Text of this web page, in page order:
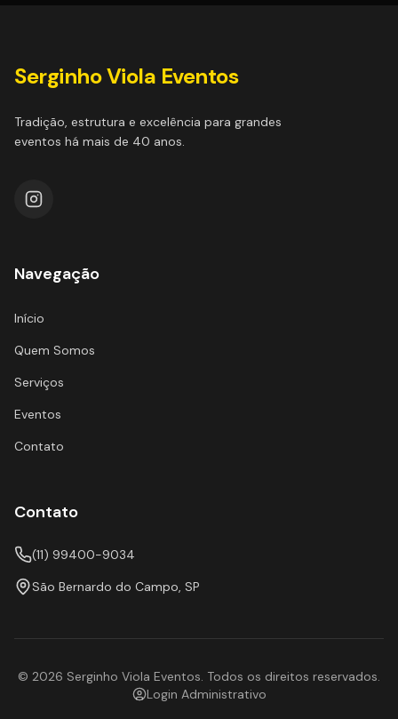
Serginho Viola Eventos
Tradição, estrutura e excelência para grandes
eventos há mais de 40 anos.
Navegação
Início
Quem Somos
Serviços
Eventos
Contato
Contato
(11) 99400-9034
São Bernardo do Campo, SP
© 2026 Serginho Viola Eventos. Todos os direitos reservados.
Login Administrativo